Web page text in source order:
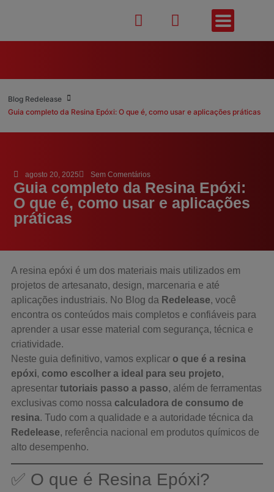
Blog Redelease
Guia completo da Resina Epóxi: O que é, como usar e aplicações práticas
agosto 20, 2025 Sem Comentários
Guia completo da Resina Epóxi:
O que é, como usar e aplicações
práticas
A resina epóxi é um dos materiais mais utilizados em
projetos de artesanato, design, marcenaria e até
aplicações industriais. No Blog da Redelease, você
encontra os conteúdos mais completos e confiáveis para
aprender a usar esse material com segurança, técnica e
criatividade.
Neste guia definitivo, vamos explicar o que é a resina
epóxi, como escolher a ideal para seu projeto,
apresentar tutoriais passo a passo, além de ferramentas
exclusivas como nossa calculadora de consumo de
resina. Tudo com a qualidade e a autoridade técnica da
Redelease, referência nacional em produtos químicos de
alto desempenho.
✅ O que é Resina Epóxi?